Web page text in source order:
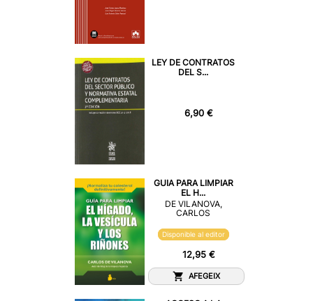
LEY DE CONTRATOS
DEL S...
6,90 €
GUIA PARA LIMPIAR
EL H...
DE VILANOVA,
CARLOS
Disponible al editor
12,95 €
AFEGEIX